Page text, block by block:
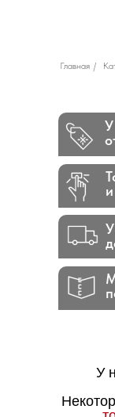
Главная /
У